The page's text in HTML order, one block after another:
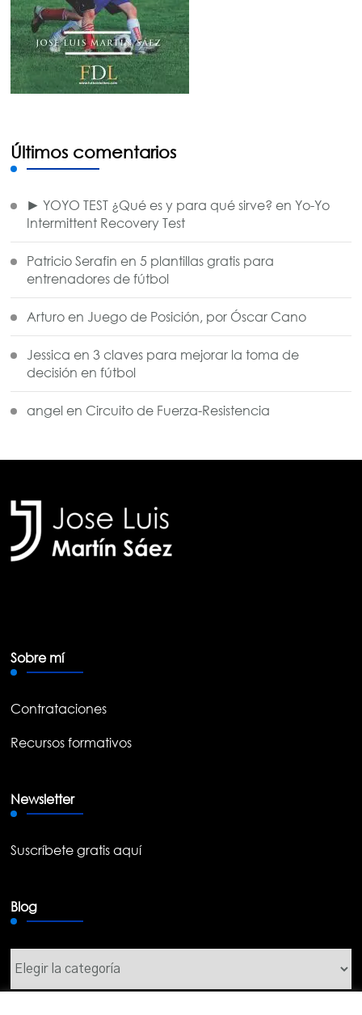
Últimos comentarios
► YOYO TEST ¿Qué es y para qué sirve? enYo-Yo
Intermittent Recovery Test
Patricio Serafin en5 plantillas gratis para
entrenadores de fútbol
Arturo en Juego de Posición, por Óscar Cano
Jessica en3 claves para mejorar la toma de
decisión en fútbol
angel en Circuito de Fuerza-Resistencia
Sobre mí
Contrataciones
Recursos formativos
Newsletter
Suscríbete gratis aquí
Blog
Blog